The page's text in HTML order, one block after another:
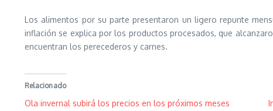
Los alimentos por su parte presentaron un ligero repunte
inflación se explica por los productos procesados, que
encuentran los perecederos y carnes.
Relacionado
Ola invernal subirá los precios en los próximos meses